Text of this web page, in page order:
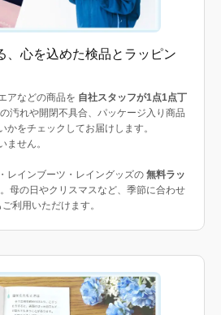
、心を込めた検品とラッピン
アなどの商品を 自社スタッフが1点1点丁
汚れや開閉不具合、パッケージ入り商品
かをチェックしてお届けします。
せん。
レインブーツ・レイングッズの 無料ラッ
母の日やクリスマスなど、季節に合わせ
利用いただけます。